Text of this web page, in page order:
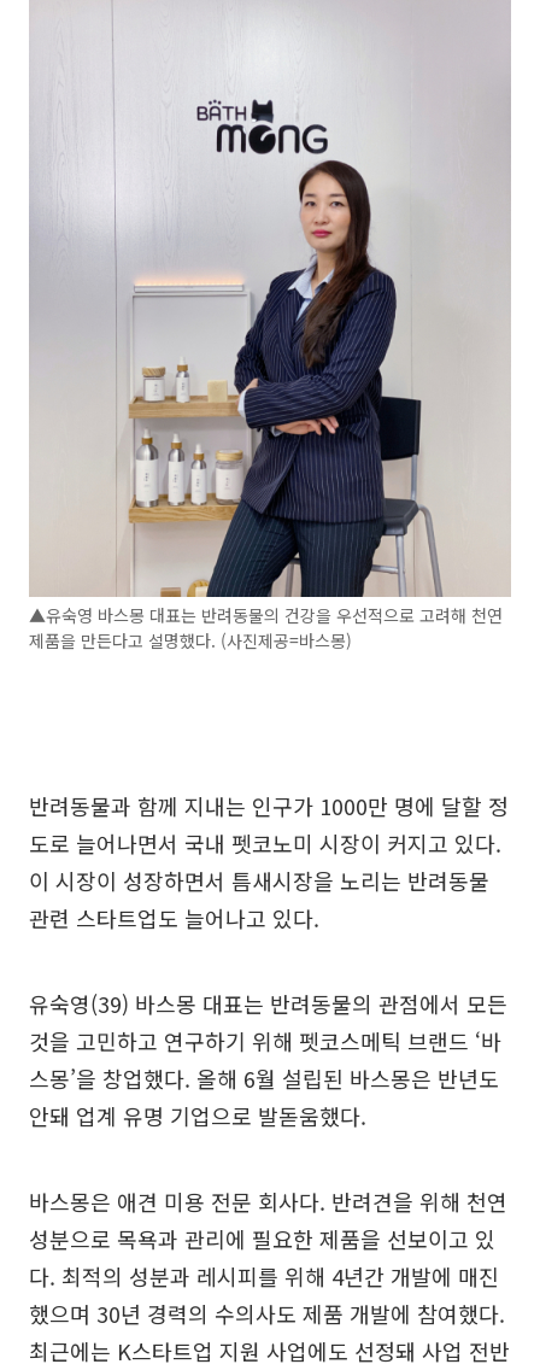
▲유숙영 바스몽 대표는 반려동물의 건강을 우선적으로 고려해 천연
제품을 만든다고 설명했다. (사진제공=바스몽)
반려동물과 함께 지내는 인구가 1000만 명에 달할 정
도로 늘어나면서 국내 펫코노미 시장이 커지고 있다.
이 시장이 성장하면서 틈새시장을 노리는 반려동물
관련 스타트업도 늘어나고 있다.
유숙영(39) 바스몽 대표는 반려동물의 관점에서 모든
것을 고민하고 연구하기 위해 펫코스메틱 브랜드 ‘바
스몽’을 창업했다. 올해 6월 설립된 바스몽은 반년도
안돼 업계 유명 기업으로 발돋움했다.
바스몽은 애견 미용 전문 회사다. 반려견을 위해 천연
성분으로 목욕과 관리에 필요한 제품을 선보이고 있
다. 최적의 성분과 레시피를 위해 4년간 개발에 매진
했으며 30년 경력의 수의사도 제품 개발에 참여했다.
최근에는 K스타트업 지원 사업에도 선정돼 사업 전반